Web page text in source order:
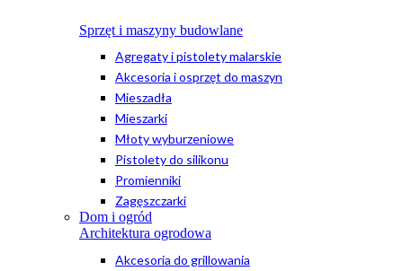
Sprzęt i maszyny budowlane
Agregaty i pistolety malarskie
Akcesoria i osprzęt do maszyn
Mieszadła
Mieszarki
Młoty wyburzeniowe
Pistolety do silikonu
Promienniki
Zagęszczarki
Dom i ogród
Architektura ogrodowa
Akcesoria do grillowania